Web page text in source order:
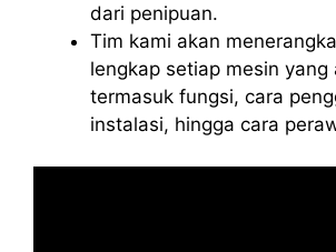
dari penipuan.
Tim kami akan
lengkap setiap mesin yang
termasuk fungsi, cara
instalasi, hingga cara